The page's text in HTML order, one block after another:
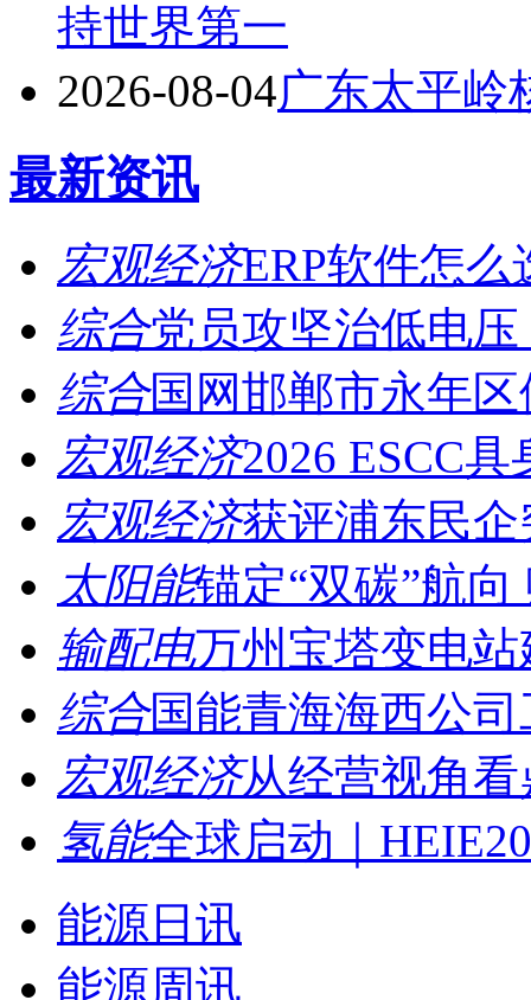
持世界第一
2026-08-04广东太平岭
最新资讯
宏观经济ERP软件怎
综合党员攻坚治低电
综合国网邯郸市永年
宏观经济2026 ESCC
宏观经济获评浦东民
太阳能锚定“双碳”航
输配电万州宝塔变电
综合国能青海海西公
宏观经济从经营视角
氢能全球启动｜
能源日讯
能源周讯